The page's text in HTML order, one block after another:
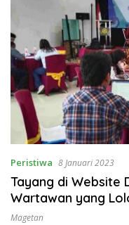
Peristiwa 8 Januari 2023
Tayang di Website
Wartawan yang
Magetan